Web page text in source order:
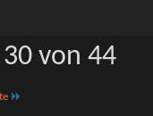
von 44